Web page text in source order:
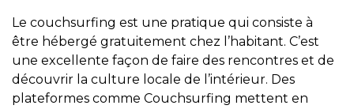
Le couchsurfing est une pratique qui consiste à
être hébergé gratuitement chez l’habitant. C’est
une excellente façon de faire des rencontres et de
découvrir la culture locale de l’intérieur. Des
plateformes comme Couchsurfing mettent en